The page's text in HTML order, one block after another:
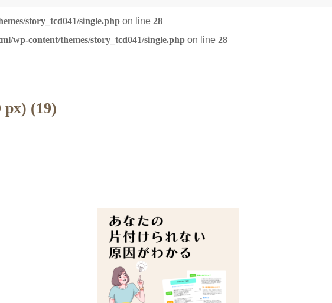
story_tcd041/single.php on line 28
wp-content/themes/story_tcd041/single.php on line 28
px) (19)